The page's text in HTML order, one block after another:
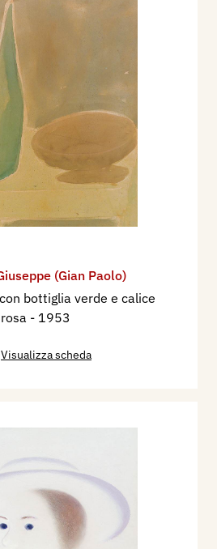
(Gian Paolo)
bottiglia verde e calice
rosa - 1953
Visualizza scheda